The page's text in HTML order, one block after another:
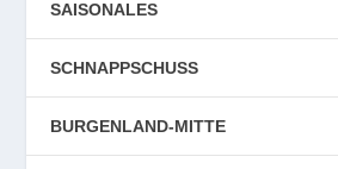
SAISONALES
SCHNAPPSCHUSS
BURGENLAND-MITTE